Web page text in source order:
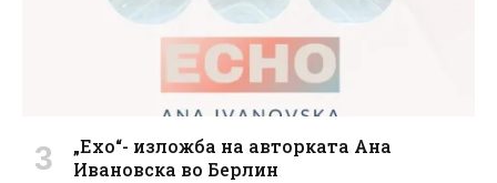
„Ехо“- изложба на авторката Ана
Ивановска во Берлин